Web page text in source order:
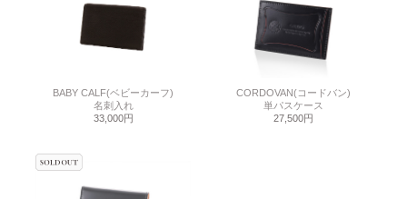
BABY CALF(ベビーカーフ)
名刺入れ
33,000円
CORDOVAN(コードバン)
単パスケース
27,500円